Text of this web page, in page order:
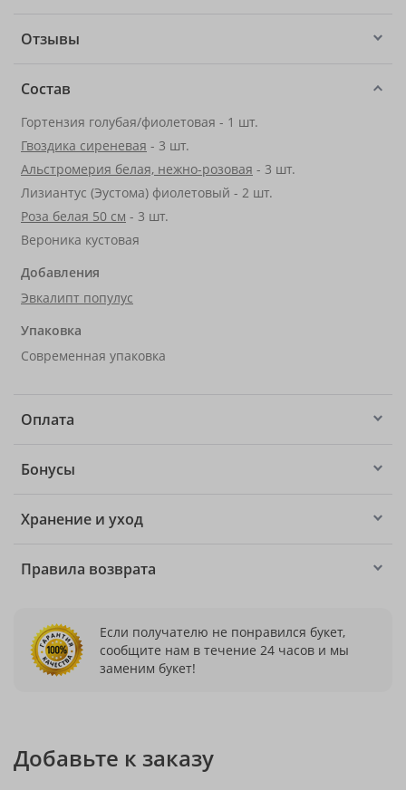
Отзывы
Состав
Гортензия голубая/фиолетовая - 1 шт.
Гвоздика сиреневая - 3 шт.
Альстромерия белая, нежно-розовая - 3 шт.
Лизиантус (Эустома) фиолетовый - 2 шт.
Роза белая 50 см - 3 шт.
Вероника кустовая
Добавления
Эвкалипт популус
Упаковка
Современная упаковка
Оплата
Бонусы
Хранение и уход
Правила возврата
Если получателю не понравился букет,
сообщите нам в течение 24 часов и мы
заменим букет!
Добавьте к заказу